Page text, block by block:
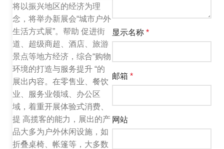
将以振兴地区的经济为理
念，将举办新展会“城市户外
生活方式展”。帮助 促进街
道、超级商超、酒店、旅游
景点等地方经济，综合“购物
环境的打造与服务提升 “的
展出内容。在零售业、餐饮
业、服务业领域、办公区
域，着重开展体验式消费、
提 高揽客的能力，展出的产
品大多为户外休闲设施，如
折叠桌椅、帐篷等，大多数
显示名称 *
邮箱 *
网站